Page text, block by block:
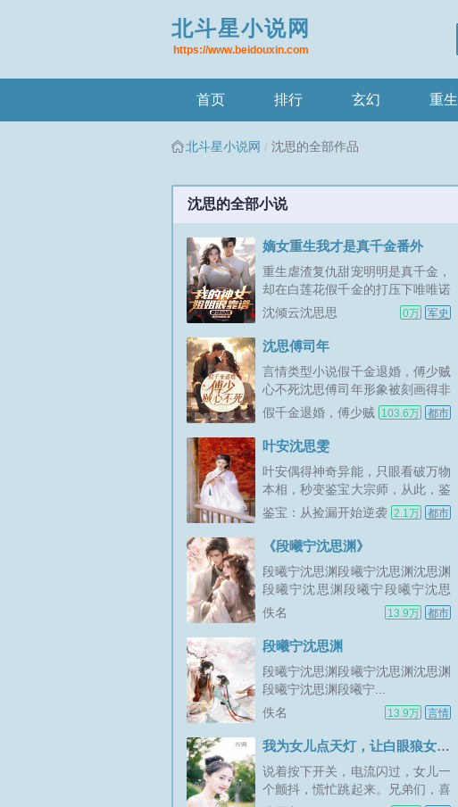
北斗星小说网
https://www.beidouxin.com
首页 排行 玄幻 重生
北斗星小说网 沈思的全部作品
沈思的全部小说
嫡女重生我才是真千金番外
重生虐渣复仇甜宠明明是真千金，
却在白莲花假千金的打压下唯唯诺
诺伏低做小，受尽冷眼和嘲笑。原
恶，婆婆刁难，一腔真心被践踏入
于挣脱枷锁，宁可负天下人，不可
天下人负我！...
沈倾云沈思思 0万 军史
沈思傅司年
言情类型小说假千金退婚，傅少贼
心不死沈思傅司年形象被刻画得非
常饱满，徐修花在故事中埋下大量
趣，假千金退婚，傅少贼心不死讲
假千金退婚，傅少贼
103.6万 都市
叶安沈思雯
叶安偶得神奇异能，只眼看破万物
本相，秒变鉴宝大宗师，从此，鉴
宝捡漏赌石发家，开启事业爱情双
鉴宝：从捡漏开始逆袭 2.1万 都市
《段曦宁沈思渊》
段曦宁沈思渊段曦宁沈思渊沈思渊
段曦宁沈思渊段曦宁段曦宁沈思
渊...
佚名 13.9万 都市
段曦宁沈思渊
段曦宁沈思渊段曦宁沈思渊沈思渊
段曦宁沈思渊段曦宁...
佚名
13.9万 言情
我为女儿点天灯，让白眼狼女婿跪地求饶章节试读
说着按下开关，电流闪过，女儿一
个颤抖，慌忙跳起来。兄弟们，喜